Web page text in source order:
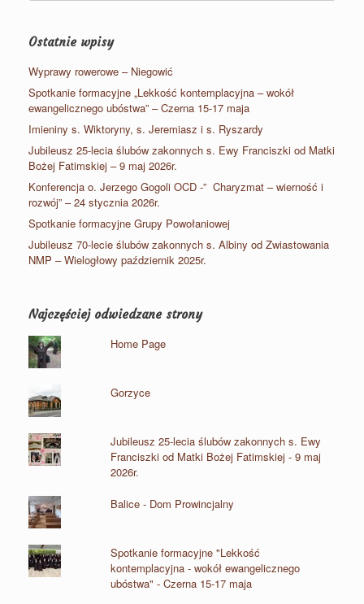
Ostatnie wpisy
Wyprawy rowerowe – Niegowić
Spotkanie formacyjne „Lekkość kontemplacyjna – wokół
ewangelicznego ubóstwa” – Czerna 15-17 maja
Imieniny s. Wiktoryny, s. Jeremiasz i s. Ryszardy
Jubileusz 25-lecia ślubów zakonnych s. Ewy Franciszki od Matki
Bożej Fatimskiej – 9 maj 2026r.
Konferencja o. Jerzego Gogoli OCD -” Charyzmat – wierność i
rozwój” – 24 stycznia 2026r.
Spotkanie formacyjne Grupy Powołaniowej
Jubileusz 70-lecie ślubów zakonnych s. Albiny od Zwiastowania
NMP – Wielogłowy październik 2025r.
Najczęściej odwiedzane strony
Home Page
Gorzyce
Jubileusz 25-lecia ślubów zakonnych s. Ewy
Franciszki od Matki Bożej Fatimskiej - 9 maj
2026r.
Balice - Dom Prowincjalny
Spotkanie formacyjne "Lekkość
kontemplacyjna - wokół ewangelicznego
ubóstwa" - Czerna 15-17 maja